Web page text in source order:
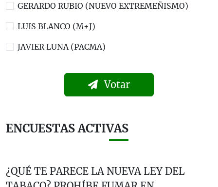
GERARDO RUBIO (NUEVO EXTREMEÑISMO)
LUIS BLANCO (M+J)
JAVIER LUNA (PACMA)
Votar
ENCUESTAS ACTIVAS
¿QUÉ TE PARECE LA NUEVA LEY DEL